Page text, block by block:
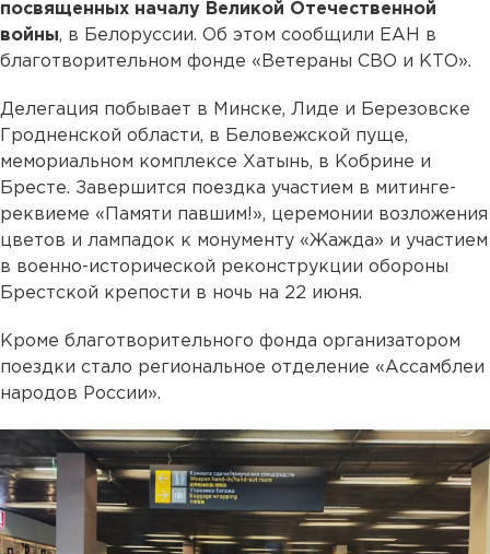
посвященных началу Великой Отечественной
войны, в Белоруссии. Об этом сообщили ЕАН в
благотворительном фонде «Ветераны СВО и КТО».
Делегация побывает в Минске, Лиде и Березовске
Гродненской области, в Беловежской пуще,
мемориальном комплексе Хатынь, в Кобрине и
Бресте. Завершится поездка участием в митинге-
реквиеме «Памяти павшим!», церемонии возложения
цветов и лампадок к монументу «Жажда» и участием
в военно-исторической реконструкции обороны
Брестской крепости в ночь на 22 июня.
Кроме благотворительного фонда организатором
поездки стало региональное отделение «Ассамблеи
народов России».